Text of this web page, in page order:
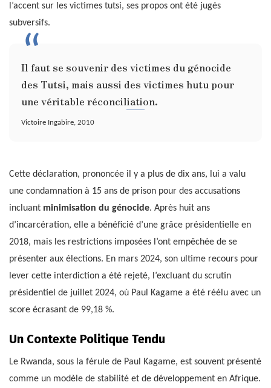
l’accent sur les victimes tutsi, ses propos ont été jugés
subversifs.
Il faut se souvenir des victimes du génocide
des Tutsi, mais aussi des victimes hutu pour
une véritable réconciliation.
Victoire Ingabire, 2010
Cette déclaration, prononcée il y a plus de dix ans, lui a valu
une condamnation à 15 ans de prison pour des accusations
incluant minimisation du génocide. Après huit ans
d’incarcération, elle a bénéficié d’une grâce présidentielle en
2018, mais les restrictions imposées l’ont empêchée de se
présenter aux élections. En mars 2024, son ultime recours pour
lever cette interdiction a été rejeté, l’excluant du scrutin
présidentiel de juillet 2024, où Paul Kagame a été réélu avec un
score écrasant de 99,18 %.
Un Contexte Politique Tendu
Le Rwanda, sous la férule de Paul Kagame, est souvent présenté
comme un modèle de stabilité et de développement en Afrique.